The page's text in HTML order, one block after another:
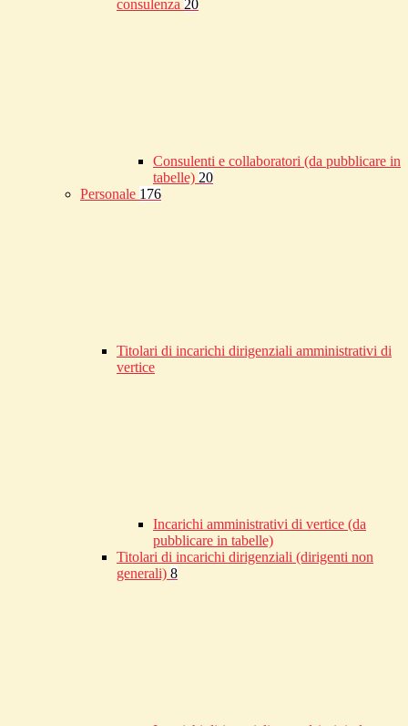
consulenza 20
Consulenti e collaboratori (da pubblicare in
tabelle) 20
Personale 176
Titolari di incarichi dirigenziali amministrativi di
vertice
Incarichi amministrativi di vertice (da
pubblicare in tabelle)
Titolari di incarichi dirigenziali (dirigenti non
generali) 8